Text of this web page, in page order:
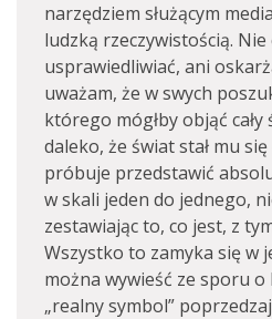
narzędziem służącym
ludzką rzeczywistością. Nie
usprawiedliwiać, ani
uważam, że w swych
którego mógłby objąć cały
daleko, że świat stał mu
próbuje przedstawić
w skali jeden do jednego,
zestawiając to, co jest, z
Wszystko to zamyka się w
można wywieść ze sporu
„realny symbol”